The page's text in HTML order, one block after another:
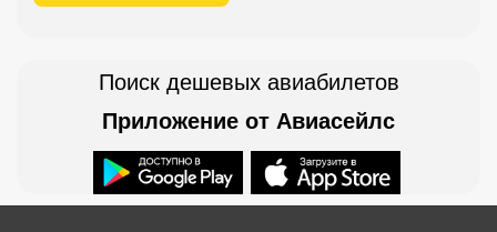
Поиск дешевых авиабилетов
Приложение от Авиасейлс